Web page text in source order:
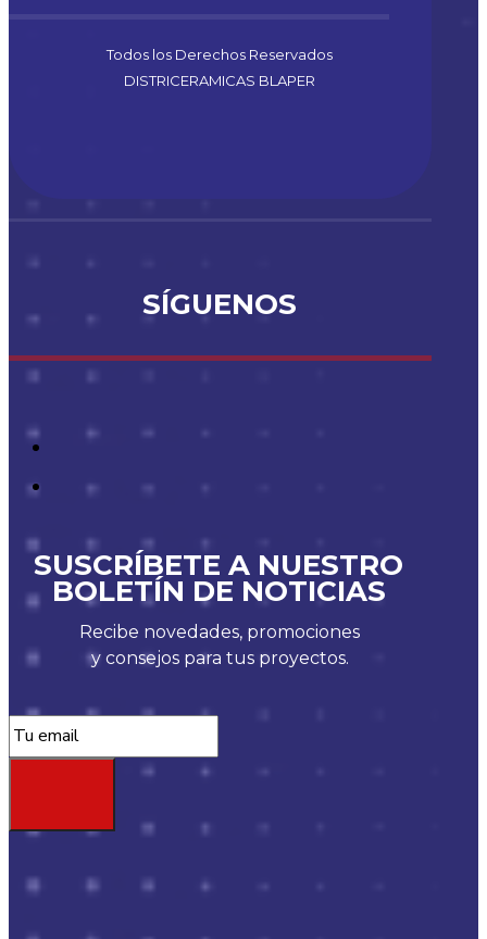
Todos los Derechos Reservados
DISTRICERAMICAS BLAPER
SÍGUENOS
SUSCRÍBETE A NUESTRO
BOLETÍN DE NOTICIAS
Recibe novedades, promociones
y consejos para tus proyectos.